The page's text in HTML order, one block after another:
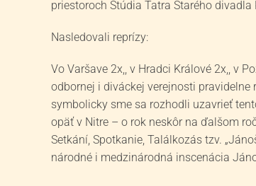
priestoroch Štúdia Tatra Starého divadla
Nasledovali reprízy:
Vo Varšave 2x,, v Hradci Králové 2x,, v
odbornej i diváckej verejnosti pravidelne
symbolicky sme sa rozhodli uzavrieť
opäť v Nitre – o rok neskôr na ďalšom
Setkání, Spotkanie, Találkozás tzv.
národné i medzinárodná inscenácia